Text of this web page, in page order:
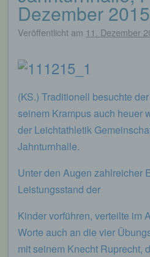
Dezember 2015
Veröffentlicht am 11. Dezember
(KS.) Traditionell besuchte
seinem Krampus auch heuer
der Leichtathletik
Jahnturnhalle.
Unter den Augen zahlreicher
Leistungsstand der
Kinder vorführen, verteilte im
Worte auch an die vier
mit seinem Knecht Ruprecht,